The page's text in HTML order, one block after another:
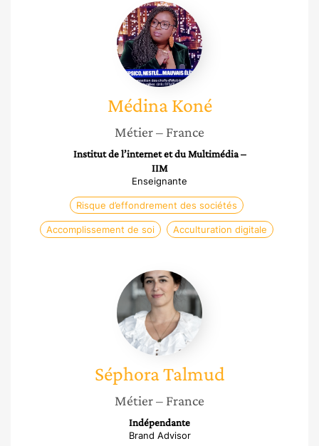
Médina
Koné
Médina Koné
Métier– France
Institut de l’internet et du Multimédia –
IIM
Enseignante
Risque d’effondrement des sociétés
Accomplissement de soi Acculturation digitale
Séphora
Talmud
SéphoraTalmud
Métier– France
Indépendante
Brand Advisor